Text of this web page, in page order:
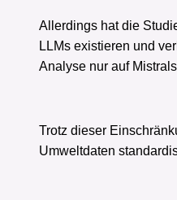
Allerdings hat die
LLMs existieren und
Analyse nur auf
Trotz dieser
Umweltdaten